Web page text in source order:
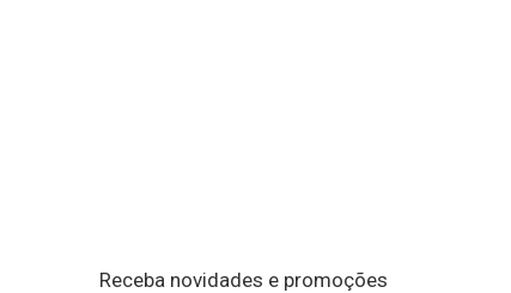
Receba novidades e promoções